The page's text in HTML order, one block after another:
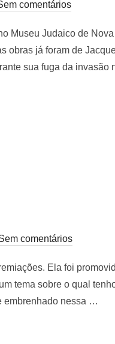
comentários
Museu Judaico de
obras já foram de
sua fuga da invasão
EXIBE OBRAS
comentários
Ela foi
tema sobre o qual
embrenhado nessa …
PINTURA”